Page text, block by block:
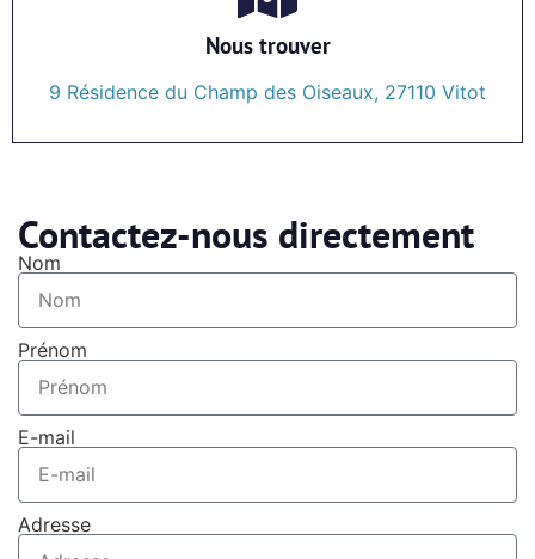
Nous trouver
9 Résidence du Champ des Oiseaux, 27110 Vitot
Contactez-nous directement
Nom
Prénom
E-mail
Adresse